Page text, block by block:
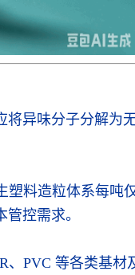
异味分子分解为
料造粒体系每吨
控需求。
PVC 等各类基